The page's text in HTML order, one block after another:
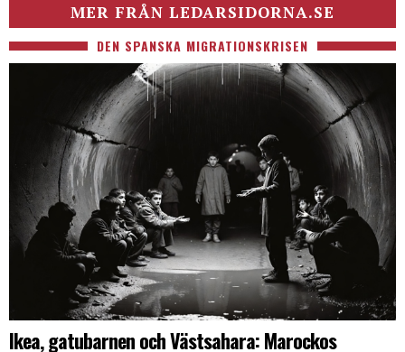
MER FRÅN LEDARSIDORNA.SE
DEN SPANSKA MIGRATIONSKRISEN
Ikea, gatubarnen och Västsahara: Marockos